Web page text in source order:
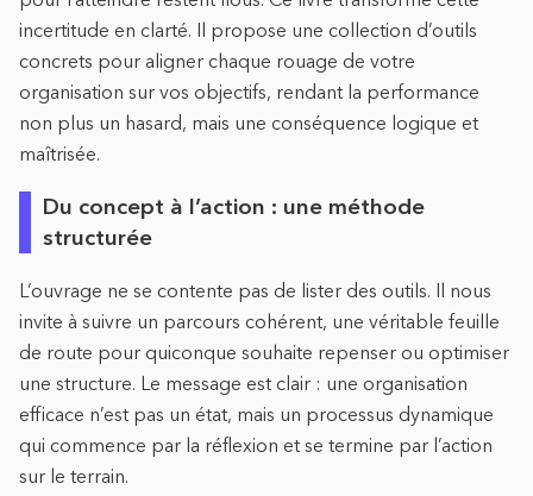
incertitude en clarté. Il propose une collection d’outils
concrets pour aligner chaque rouage de votre
organisation sur vos objectifs, rendant la performance
non plus un hasard, mais une conséquence logique et
maîtrisée.
Du concept à l’action : une méthode
structurée
L’ouvrage ne se contente pas de lister des outils. Il nous
invite à suivre un parcours cohérent, une véritable feuille
de route pour quiconque souhaite repenser ou optimiser
une structure. Le message est clair : une organisation
efficace n’est pas un état, mais un processus dynamique
qui commence par la réflexion et se termine par l’action
sur le terrain.